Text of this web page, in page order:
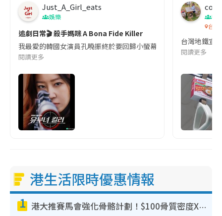
Just_A_Girl_eats
娛樂
追劇日常🎬 殺手媽咪 A Bona Fide Killer
我最愛的韓國女演員孔曉振終於要回歸小螢幕啦!這次的劇本改編
閱讀更多
co
吹
台灣
台灣地鐵宣
閱讀更多
港生活限時優惠情報
1 港大推賽馬會強化骨骼計劃！$100骨質密度X光檢查 完成免費運動訓練送超市禮券！附參加資格